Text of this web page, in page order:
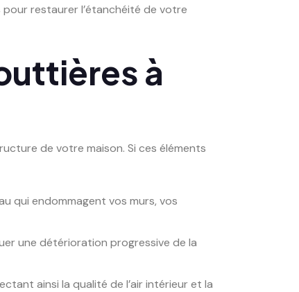
restaurer l’étanchéité de votre
à
de votre maison. Si ces éléments
qui endommagent vos murs, vos
une détérioration progressive de la
ainsi la qualité de l’air intérieur et la